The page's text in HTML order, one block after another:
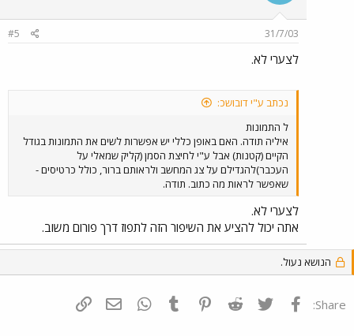
31/7/03
#5
לצערי לא.
נכתב ע"י דובושכ:
ל התמונות
איליה תודה. האם באופן כללי יש אפשרות לשים את התמונות בגודל
הקיים (קטנות) אבל ע"י לחיצת הסמן (קליק שמאלי על
העכבר)להגדילם על צג המחשב ולראותם ברור, כולל כרטיסים -
שאפשר לראות מה כתוב. תודה.
לצערי לא.
אתה יכול להציע את השיפור הזה לתפוז דרך פורום משוב.
הנושא נעול.
Share: פייסבוק Twitter
Reddit
Pinterest
Tumblr
WhatsAppדואר אלקטרוני